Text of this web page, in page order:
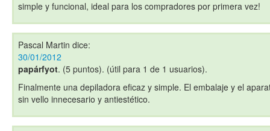
simple y funcional, ideal para los compradores por primera vez!
Pascal Martin dice:
30/01/2012
papárfyot. (5 puntos). (útil para 1 de 1 usuarios).
Finalmente una depiladora eficaz y simple. El embalaje y el
sin vello innecesario y antiestético.